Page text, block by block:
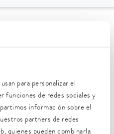
para personalizar el
funciones de redes sociales y
información sobre el
partners de redes
quienes pueden combinarla
(según